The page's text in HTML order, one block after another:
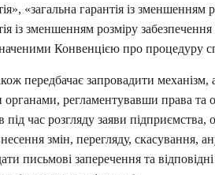
«загальна гарантія із
із зменшенням розміру
Конвенцією про процедуру
передбачає запровадити
регламентувавши права та
під час розгляду заяви підприємства,
змін, перегляду, скасування,
письмові заперечення та